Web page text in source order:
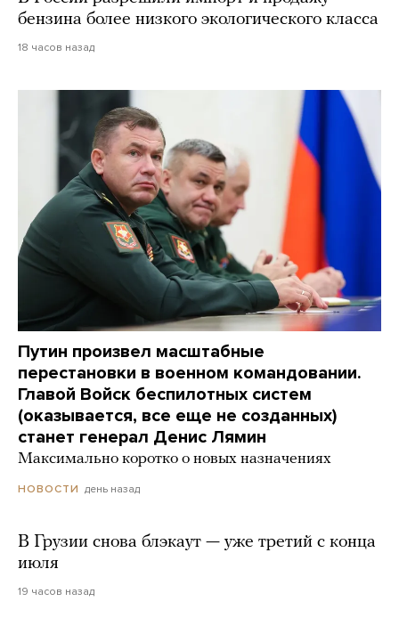
бензина более низкого экологического класса
18 часов назад
Путин произвел масштабные
перестановки в военном командовании.
Главой Войск беспилотных систем
(оказывается, все еще не созданных)
станет генерал Денис Лямин
Максимально коротко о новых назначениях
НОВОСТИ день назад
В Грузии снова блэкаут — уже третий с конца
июля
19 часов назад